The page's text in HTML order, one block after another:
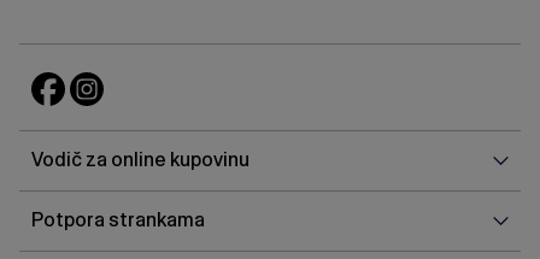
Vodič za online kupovinu
Potpora strankama